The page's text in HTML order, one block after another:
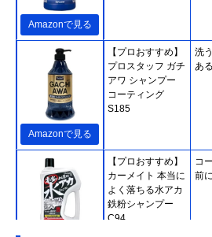
Amazonで見る
Amazonで見る
【プロおすすめ】
プロスタッフ ガチ
アワ シャンプー
コーティング
S185
洗
あ
【プロおすすめ】
カーメイト 本当に
よく落ちる水アカ
鉄粉シャンプー
C94
コ
前